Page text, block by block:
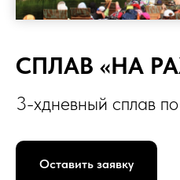
СПЛАВ «НА
3-хдневный сплав
Оставить заявку